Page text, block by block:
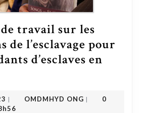
travail sur les
de l’esclavage pour
d’esclaves en
| OMDMHYD ONG |
0